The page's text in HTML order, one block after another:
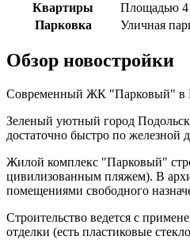
Квартиры
Площадью
Парковка
Уличная
Обзор новостройки
Современный ЖК "Парковый" в
Зеленый уютный город
достаточно быстро по железной
Жилой комплекс "Парковый"
цивилизованным пляжем). В
помещениями свободного
Строительство ведется с
отделки (есть пластиковые